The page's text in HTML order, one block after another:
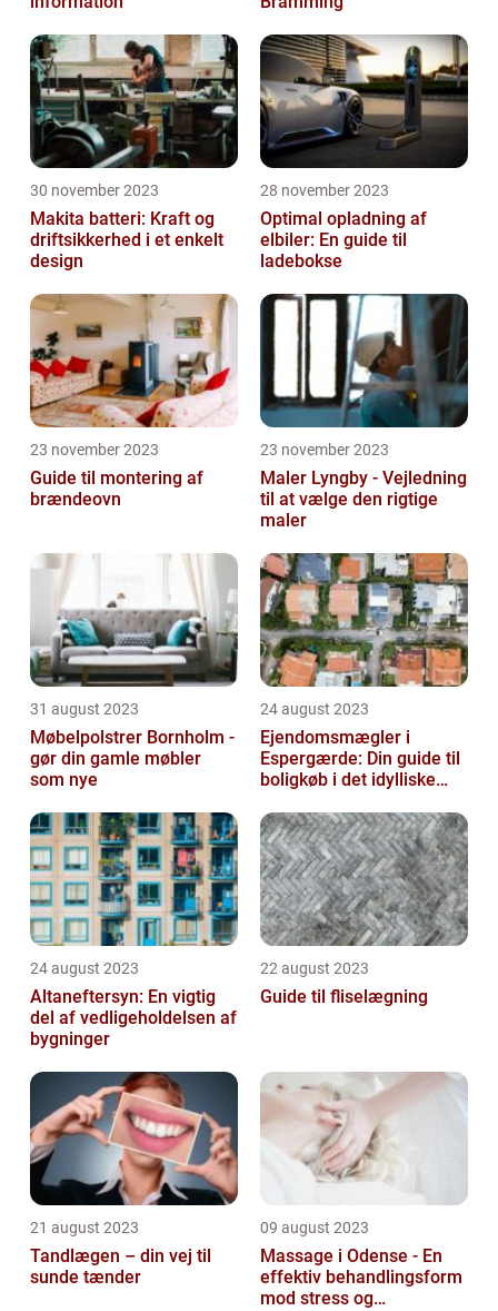
30 november 2023
Makita batteri: Kraft og
driftsikkerhed i et enkelt
design
28 november 2023
Optimal opladning af
elbiler: En guide til
ladebokse
23 november 2023
Guide til montering af
brændeovn
23 november 2023
Maler Lyngby - Vejledning
til at vælge den rigtige
maler
31 august 2023
Møbelpolstrer Bornholm -
gør din gamle møbler
som nye
24 august 2023
Ejendomsmægler i
Espergærde: Din guide til
boligkøb i det idylliske
24 august 2023
Altaneftersyn: En vigtig
del af vedligeholdelsen af
bygninger
22 august 2023
Guide til fliselægning
21 august 2023
Tandlægen – din vej til
sunde tænder
09 august 2023
Massage i Odense - En
effektiv behandlingsform
mod stress og